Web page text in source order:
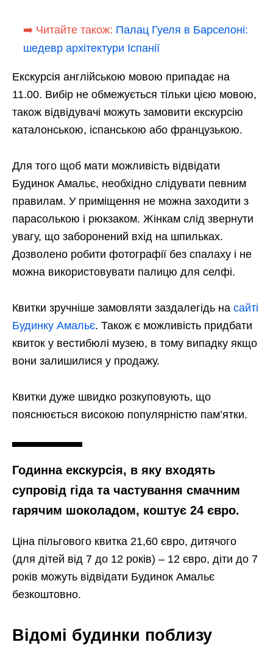
➡️ Читайте також: Палац Гуеля в Барселоні:
шедевр архітектури Іспанії
Екскурсія англійською мовою припадає на
11.00. Вибір не обмежується тільки цією мовою,
також відвідувачі можуть замовити екскурсію
каталонською, іспанською або французькою.
Для того щоб мати можливість відвідати
Будинок Амальє, необхідно слідувати певним
правилам. У приміщення не можна заходити з
парасолькою і рюкзаком. Жінкам слід звернути
увагу, що заборонений вхід на шпильках.
Дозволено робити фотографії без спалаху і не
можна використовувати палицю для селфі.
Квитки зручніше замовляти заздалегідь на сайті
Будинку Амальє. Також є можливість придбати
квиток у вестибюлі музею, в тому випадку якщо
вони залишилися у продажу.
Квитки дуже швидко розкуповують, що
пояснюється високою популярністю пам’ятки.
Годинна екскурсія, в яку входять
супровід гіда та частування смачним
гарячим шоколадом, коштує 24 євро.
Ціна пільгового квитка 21,60 євро, дитячого
(для дітей від 7 до 12 років) – 12 євро, діти до 7
років можуть відвідати Будинок Амальє
безкоштовно.
Відомі будинки поблизу